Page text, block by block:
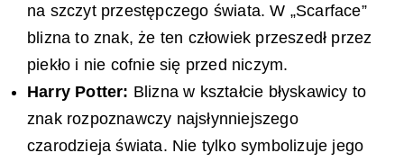
na szczyt przestępczego świata. W „Scarface”
blizna to znak, że ten człowiek przeszedł przez
piekło i nie cofnie się przed niczym.
Harry Potter: Blizna w kształcie błyskawicy to
znak rozpoznawczy najsłynniejszego
czarodzieja świata. Nie tylko symbolizuje jego